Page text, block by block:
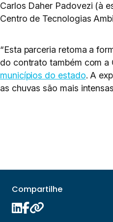
Carlos Daher Padovezi (à
Centro de Tecnologias
“Esta parceria retoma a
do contrato também com a
municípios do estado. A
as chuvas são mais
Compartilhe